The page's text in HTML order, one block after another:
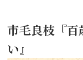
市毛良枝『
い』